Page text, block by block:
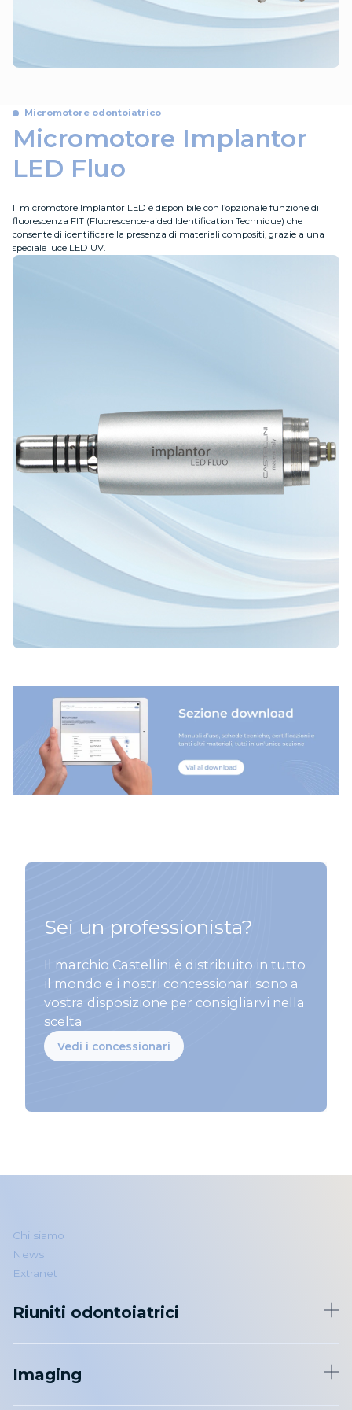
Micromotore odontoiatrico
Micromotore Implantor
LED Fluo
Il micromotore Implantor LED è disponibile con l’opzionale funzione di
fluorescenza FIT (Fluorescence-aided Identification Technique) che
consente di identificare la presenza di materiali compositi, grazie a una
speciale luce LED UV.
Sei un professionista?
Il marchio Castellini è distribuito in tutto
il mondo e i nostri concessionari sono a
vostra disposizione per consigliarvi nella
scelta
Vedi i concessionari
Riuniti odontoiatrici
Igiene
Imaging
Chi siamo
News
Extranet